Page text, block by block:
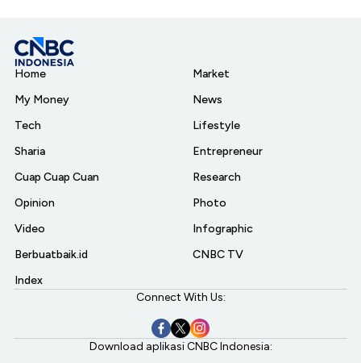
Home
My Money
Tech
Sharia
Cuap Cuap Cuan
Opinion
Video
Berbuatbaik.id
Index
Market
News
Lifestyle
Entrepreneur
Research
Photo
Infographic
CNBC TV
Connect With Us:
Download aplikasi CNBC Indonesia: